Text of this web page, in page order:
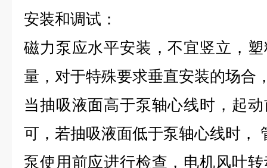
安装和调试：
磁力泵应水平安装，不宜竖立，
量，对于特殊要求垂直安装的场合
当抽吸液面高于泵轴心线时，起
可，若抽吸液面低于泵轴心线时，
泵使用前应进行检查，电机风叶